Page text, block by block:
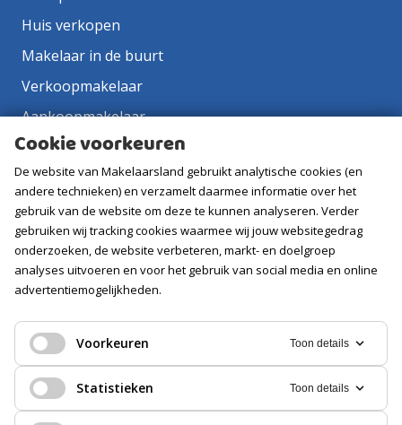
Huis verkopen
Makelaar in de buurt
Verkoopmakelaar
Aankoopmakelaar
Contact
Vacatures
Volg ons
Cookie voorkeuren
De website van Makelaarsland gebruikt analytische cookies (en
andere technieken) en verzamelt daarmee informatie over het
gebruik van de website om deze te kunnen analyseren. Verder
gebruiken wij tracking cookies waarmee wij jouw websitegedrag
onderzoeken, de website verbeteren, markt- en doelgroep
analyses uitvoeren en voor het gebruik van social media en online
advertentiemogelijkheden.
Voorkeuren Toon details
Statistieken Toon details